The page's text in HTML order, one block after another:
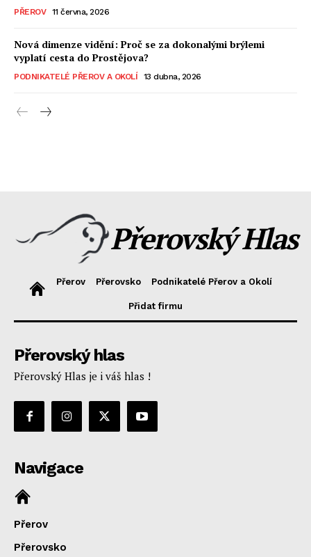
PŘEROV 11 června, 2026
Nová dimenze vidění: Proč se za dokonalými brýlemi
vyplatí cesta do Prostějova?
PODNIKATELÉ PŘEROV A OKOLÍ 13 dubna, 2026
Přerovský Hlas
Přerov Přerovsko Podnikatelé Přerov a Okolí
Přidat firmu
Přerovský hlas
Přerovský Hlas je i váš hlas !
Navigace
Přerov
Přerovsko